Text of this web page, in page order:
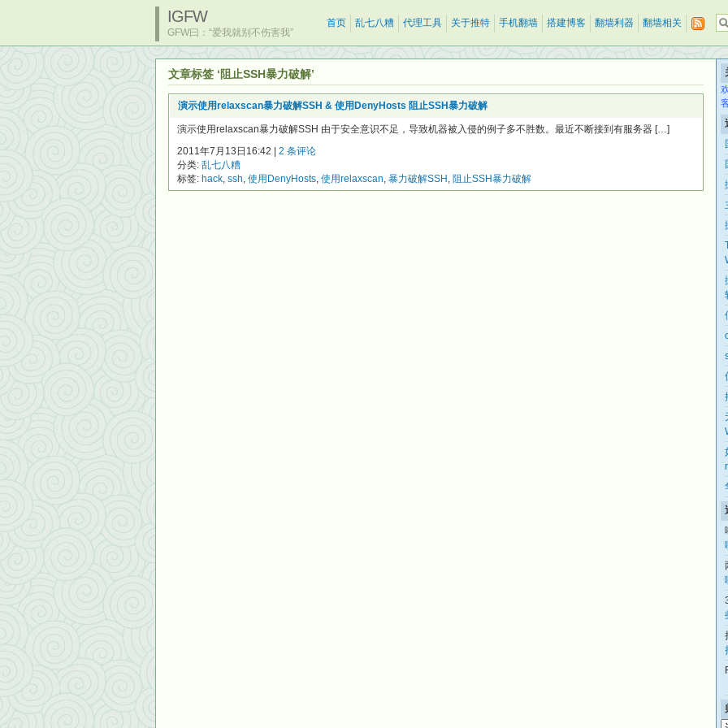
IGFW
GFW曰：“爱我就别不伤害我”
首页 乱七八糟 代理工具 关于推特 手机翻墙 搭建博客 翻墙利器 翻墙相关
文章标签 ‘阻止SSH暴力破解’
演示使用relaxscan暴力破解SSH & 使用DenyHosts 阻止SSH暴力破解
演示使用relaxscan暴力破解SSH 由于安全意识不足，导致机器被入侵的例子多不胜数。最近不断接到有服务器 […]
2011年7月13日16:42 | 2 条评论
分类: 乱七八糟
标签: hack, ssh, 使用DenyHosts, 使用relaxscan, 暴力破解SSH , 阻止SSH暴力破解